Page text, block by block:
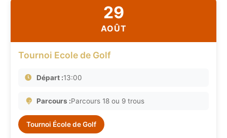
29
AOÛT
Tournoi Ecole de Golf
Départ :13:00
Parcours :Parcours 18 ou 9 trous
Tournoi École de Golf